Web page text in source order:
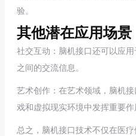
验。
其他潜在应用场景
社交互动：脑机接口还可以应
之间的交流信息。
艺术创作：在艺术领域，脑机
戏和虚拟现实环境中发挥重要作
总之，脑机接口技术不仅在医